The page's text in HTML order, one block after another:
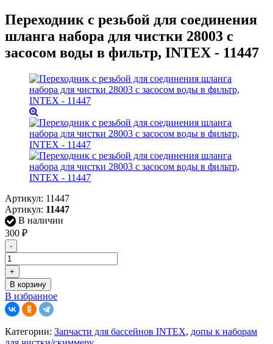
Переходник с резьбой для соединения
шланга набора для чистки 28003 с
засосом воды в фильтр, INTEX - 11447
Артикул: 11447
Артикул: 11447
В наличии
300 ₽
-
+
В корзину
В избранное
Категории: Запчасти для бассейнов INTEX, допы к наборам